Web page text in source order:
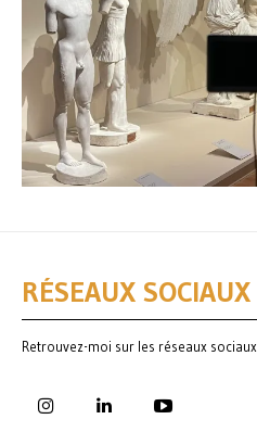
RÉSEAUX SOCIAUX
Retrouvez-moi sur les réseaux sociaux.